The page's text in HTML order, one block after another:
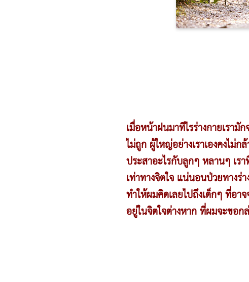
เมื่อหน้าฝนมาทีไรร่างกายเรา
ไม่ถูก ผู้ใหญ่อย่างเราเองคงไม่
ประสาอะไรกับลูกๆ หลานๆ เร
เท่าทางจิตใจ แน่นอนป่วยทางร่
ทำให้ผมคิดเลยไปถึงเด็กๆ ที่อ
อยู่ในจิตใจต่างหาก ที่ผมจะขอก